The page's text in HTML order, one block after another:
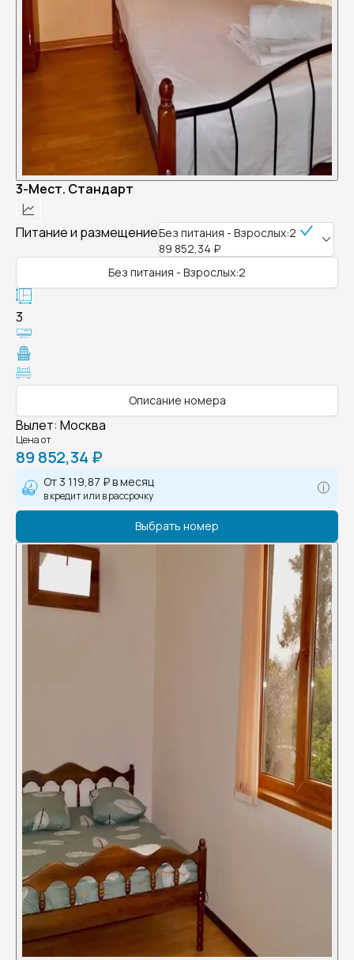
3-Мест. Стандарт
Питание и размещениеБез питания - Взрослых:2
89 852,34 ₽
Без питания - Взрослых:2
3
Описание номера
Вылет: Москва
Цена от
89 852,34 ₽
От 3 119,87 ₽в месяц
в кредит или в рассрочку
Выбрать номер